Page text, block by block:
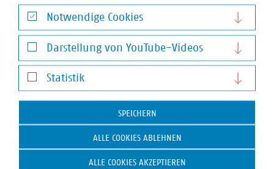
+32 2 740 16-54
+49 170 8580 121
wacker(at)vku(dot)de
Notwendige Cookies
Notwendige Cookies
Darstellung von YouTube-Videos
Darstellung von YouTube-Videos
Statistik
Statistik
SPEICHERN
ALLE COOKIES ABLEHNEN
ALLE COOKIES AKZEPTIEREN